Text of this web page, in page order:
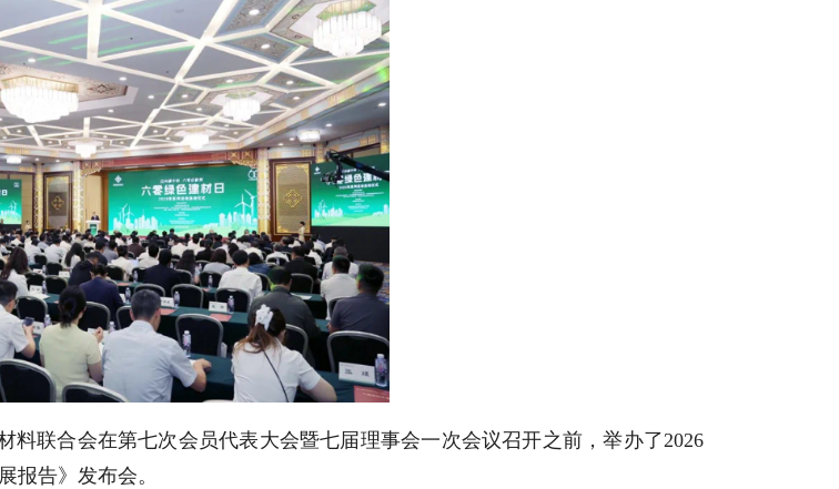
联合会在第七次会员代表大会暨七届理事会一次会议召开之前，举办了2026
报告》发布会。